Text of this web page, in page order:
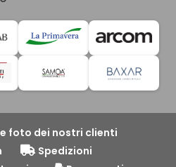
foto dei nostri clienti
Spedizioni